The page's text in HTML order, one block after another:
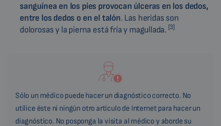
sanguínea en los pies provocan úlceras en los dedos,
entre los dedos o en el talón. Las heridas son
dolorosas y la pierna está fría y magullada. [3]
Sólo un médico puede hacer un diagnóstico correcto. No
utilice éste ni ningún otro artículo de Internet para hacer un
diagnóstico. No posponga la visita al médico y aborde su